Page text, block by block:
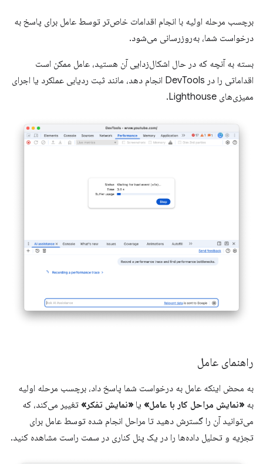
برچسب مرحله اولیه با انجام اقدامات خاص‌تر توسط عامل برای پاسخ به
درخواست شما، به‌روزرسانی می‌شود.
بسته به آنچه که در حال اشکال‌زدایی آن هستید، عامل ممکن است
اقداماتی را در DevTools انجام دهد، مانند ثبت ردیابی عملکرد یا اجرای
ممیزی‌های Lighthouse.
راهنمای عامل
به محض اینکه عامل به درخواست شما پاسخ داد، برچسب مرحله اولیه
به «نمایش مراحل کار با عامل» یا «نمایش تفکر» تغییر می‌کند، که
می‌توانید آن را گسترش دهید تا مراحل انجام شده توسط عامل برای
تجزیه و تحلیل داده‌ها را در یک پنل کناری در سمت راست مشاهده کنید.